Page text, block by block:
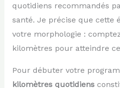
quotidiens recommandés
santé. Je précise que cette
votre morphologie :
kilomètres pour atteindre
Pour débuter votre
kilomètres quotidiens